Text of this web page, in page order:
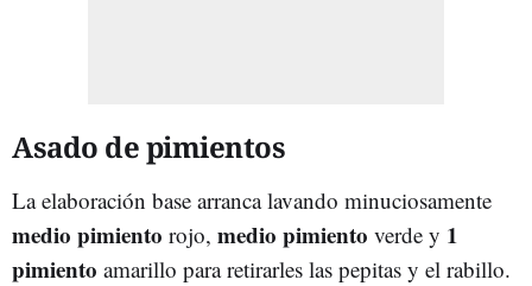
Asado de pimientos
La elaboración base arranca lavando minuciosamente
medio pimiento rojo, medio pimiento verde y 1
pimiento amarillo para retirarles las pepitas y el rabillo.